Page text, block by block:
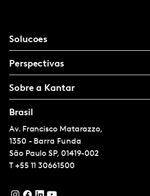
Solucoes
Perspectivas
Sobre a Kantar
Brasil
Av. Francisco Matarazzo,
1350 - Barra Funda
São Paulo SP, 01419-002
T +55 11 30661500